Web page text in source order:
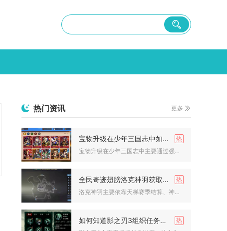
热门资讯 更多
宝物升级在少年三国志中如何操作
宝物升级在少年三国志中主要通过强化、精炼、进阶与锻造四大核心...
全民奇迹翅膀洛克神羽获取方法
洛克神羽主要依靠天梯赛季结算、神奇金币兑换、限时活动道具兑换...
如何知道影之刃3组织任务的进度